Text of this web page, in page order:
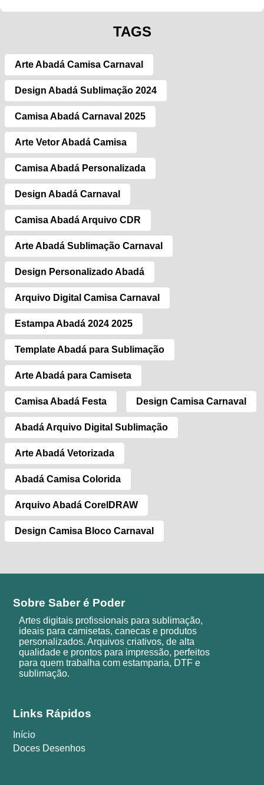
TAGS
Arte Abadá Camisa Carnaval
Design Abadá Sublimação 2024
Camisa Abadá Carnaval 2025
Arte Vetor Abadá Camisa
Camisa Abadá Personalizada
Design Abadá Carnaval
Camisa Abadá Arquivo CDR
Arte Abadá Sublimação Carnaval
Design Personalizado Abadá
Arquivo Digital Camisa Carnaval
Estampa Abadá 2024 2025
Template Abadá para Sublimação
Arte Abadá para Camiseta
Camisa Abadá Festa Design Camisa Carnaval
Abadá Arquivo Digital Sublimação
Arte Abadá Vetorizada
Abadá Camisa Colorida
Arquivo Abadá CorelDRAW
Design Camisa Bloco Carnaval
Sobre Saber é Poder
Artes digitais profissionais para sublimação,
ideais para camisetas, canecas e produtos
personalizados. Arquivos criativos, de alta
qualidade e prontos para impressão, perfeitos
para quem trabalha com estamparia, DTF e
sublimação.
Links Rápidos
Início
Doces Desenhos